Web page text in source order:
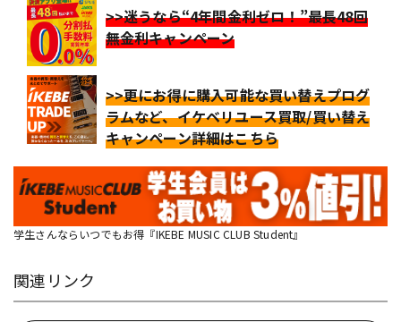
>>迷うなら“4年間金利ゼロ！”最長48回
無金利キャンペーン
>>更にお得に購入可能な買い替えプログ
ラムなど、イケベリユース買取/買い替え
キャンペーン詳細はこちら
学生さんならいつでもお得『IKEBE MUSIC CLUB Student』
関連リンク